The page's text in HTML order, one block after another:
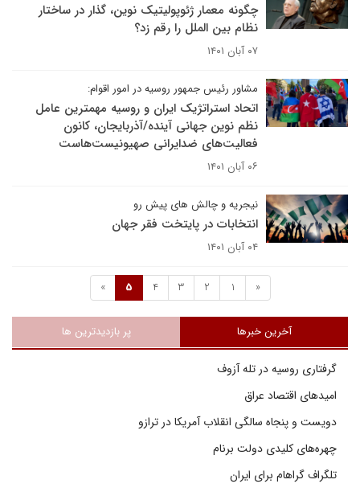
چگونه معمار ژئوپولیتیک نوین‌، گذار در ساختار
نظام بین الملل را رقم زد؟
۰۷ آبان ۱۴۰۱
مشاور رئیس جمهور روسیه در امور اقوام:
اتحاد استراتژیک ایران و روسیه مهمترین عامل
نظم نوین جهانی آینده/آذربایجان، کانون
فعالیت‌های ضدایرانی صهیونیست‌هاست
۰۶ آبان ۱۴۰۱
نیجریه و چالش های پیش رو
انتخابات در پایتخت فقر جهان
۰۴ آبان ۱۴۰۱
«
1
2
3
4
5
»
آخرین خبرها پر بازدیدترین ها
گرفتاری روسیه در تله آزوف
امیدهای اقتصاد عراق
دویست و پنجاه سالگی انقلاب آمریکا در ترازو
چهره‌های کلیدی دولت برنام
تلگراف گراهام برای ایران